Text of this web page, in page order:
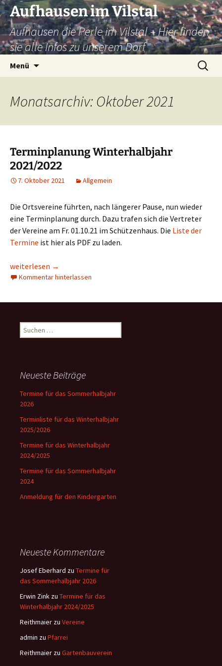
Zum
Inhalt
springen
Aufhausen im Vilstal
Aufhausen die Perle im Vilstal – Hier finden
sie alle Infos zu unserem Dorf
Menü
Suchen
nach:
Monatsarchiv: Oktober 2021
Terminplanung Winterhalbjahr
2021/2022
7. Oktober 2021 Allgemein
Die Ortsvereine führten, nach längerer Pause, nun wieder
eine Terminplanung durch. Dazu trafen sich die Vertreter
der Vereine am Fr. 01.10.21 im Schützenhaus. Die Liste der
Termine ist hier als PDF zu laden.
Terminplanung Winterhalbjahr 2021/2022
weiterlesen →
Kommentar hinterlassen
Suchen
nach:
Neueste Beiträge
Termine für das Sommerhalbjahr
2026
Terminliste für das Winterhalbjahr
2025/2026
Termine für das Winterhalbjahr
2024/2025
Termine für das Sommerhalbjahr
2024
Anmeldung für den Kindergarten
Neueste Kommentare
Josef Eberhard zu Termine für
das Sommerhalbjahr 2026
Erwin Zink zu Termine für das
Winterhalbjahr 2024/2025
Reithmaier zu Vereine
admin zu Pfarrei
Reithmaier zu Gartenbauverein